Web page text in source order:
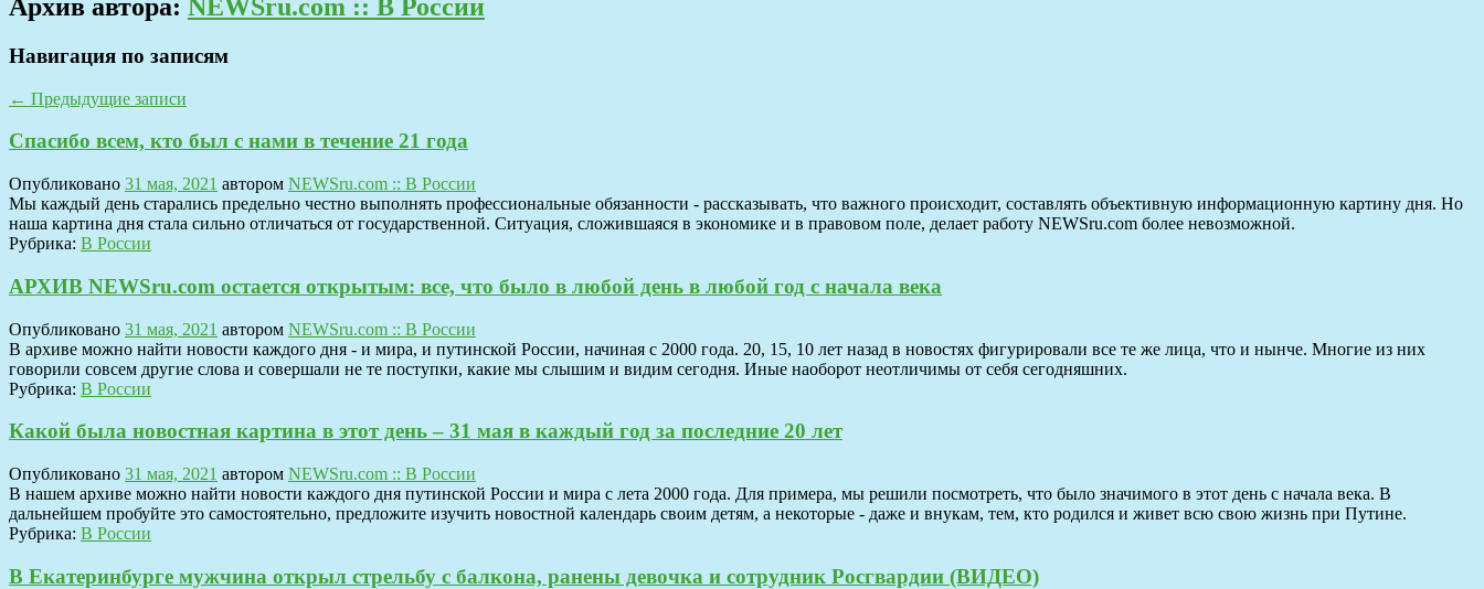
Архив автора: NEWSru.com :: В России
Навигация по записям
← Предыдущие записи
Спасибо всем, кто был с нами в течение 21 года
Опубликовано 31 мая, 2021 автором NEWSru.com :: В России
Мы каждый день старались предельно честно выполнять профессиональные обязанности - рассказывать, что важного происходит, составлять объективную информационную картину дня. Но
наша картина дня стала сильно отличаться от государственной. Ситуация, сложившаяся в экономике и в правовом поле, делает работу NEWSru.com более невозможной.
Рубрика: В России
АРХИВ NEWSru.com остается открытым: все, что было в любой день в любой год с начала века
Опубликовано 31 мая, 2021 автором NEWSru.com :: В России
В архиве можно найти новости каждого дня - и мира, и путинской России, начиная с 2000 года. 20, 15, 10 лет назад в новостях фигурировали все те же лица, что и нынче. Многие из них
говорили совсем другие слова и совершали не те поступки, какие мы слышим и видим сегодня. Иные наоборот неотличимы от себя сегодняшних.
Рубрика: В России
Какой была новостная картина в этот день – 31 мая в каждый год за последние 20 лет
Опубликовано 31 мая, 2021 автором NEWSru.com :: В России
В нашем архиве можно найти новости каждого дня путинской России и мира с лета 2000 года. Для примера, мы решили посмотреть, что было значимого в этот день с начала века. В
дальнейшем пробуйте это самостоятельно, предложите изучить новостной календарь своим детям, а некоторые - даже и внукам, тем, кто родился и живет всю свою жизнь при Путине.
Рубрика: В России
В Екатеринбурге мужчина открыл стрельбу с балкона, ранены девочка и сотрудник Росгвардии (ВИДЕО)